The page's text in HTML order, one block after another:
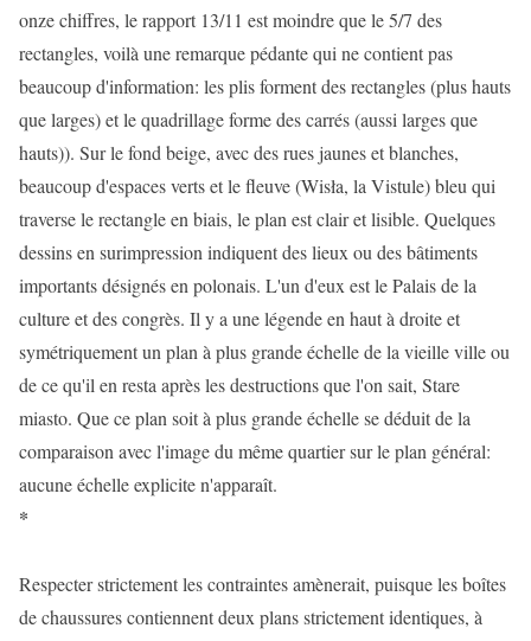
onze chiffres, le rapport 13/11 est moindre que le 5/7 des
rectangles, voilà une remarque pédante qui ne contient pas
beaucoup d'information: les plis forment des rectangles (plus hauts
que larges) et le quadrillage forme des carrés (aussi larges que
hauts)). Sur le fond beige, avec des rues jaunes et blanches,
beaucoup d'espaces verts et le fleuve (Wisła, la Vistule) bleu qui
traverse le rectangle en biais, le plan est clair et lisible. Quelques
dessins en surimpression indiquent des lieux ou des bâtiments
importants désignés en polonais. L'un d'eux est le Palais de la
culture et des congrès. Il y a une légende en haut à droite et
symétriquement un plan à plus grande échelle de la vieille ville ou
de ce qu'il en resta après les destructions que l'on sait, Stare
miasto. Que ce plan soit à plus grande échelle se déduit de la
comparaison avec l'image du même quartier sur le plan général:
aucune échelle explicite n'apparaît.
*
Respecter strictement les contraintes amènerait, puisque les boîtes
de chaussures contiennent deux plans strictement identiques, à